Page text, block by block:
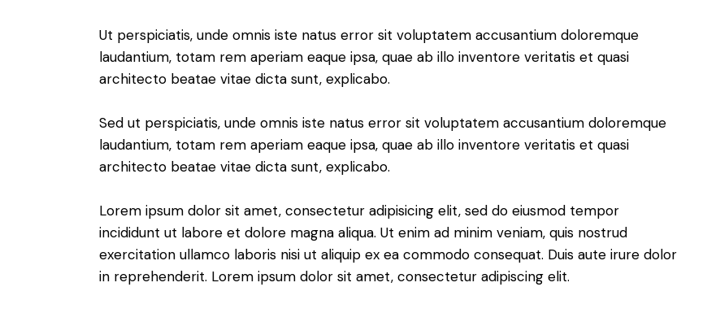
Ut perspiciatis, unde omnis iste natus error sit voluptatem accusantium doloremque
laudantium, totam rem aperiam eaque ipsa, quae ab illo inventore veritatis et quasi
architecto beatae vitae dicta sunt, explicabo.
Sed ut perspiciatis, unde omnis iste natus error sit voluptatem accusantium doloremque
laudantium, totam rem aperiam eaque ipsa, quae ab illo inventore veritatis et quasi
architecto beatae vitae dicta sunt, explicabo.
Lorem ipsum dolor sit amet, consectetur adipisicing elit, sed do eiusmod tempor
incididunt ut labore et dolore magna aliqua. Ut enim ad minim veniam, quis nostrud
exercitation ullamco laboris nisi ut aliquip ex ea commodo consequat. Duis aute irure dolor
in reprehenderit. Lorem ipsum dolor sit amet, consectetur adipiscing elit.